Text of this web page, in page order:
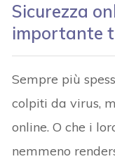
Sicurezza
importante
Sempre più
colpiti da virus,
online. O che i
nemmeno